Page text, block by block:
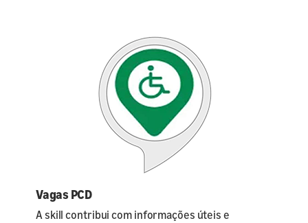
Vagas PCD
A skill contribui com informações úteis e